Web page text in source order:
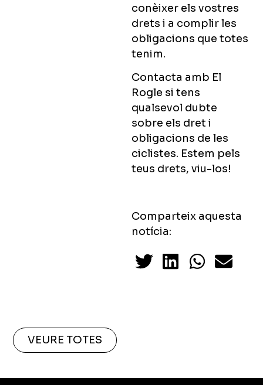
conèixer els vostres
drets i a complir les
obligacions que totes
tenim.
Contacta amb El
Rogle si tens
qualsevol dubte
sobre els dret i
obligacions de les
ciclistes. Estem pels
teus drets, viu-los!
Comparteix aquesta
notícia:
VEURE TOTES